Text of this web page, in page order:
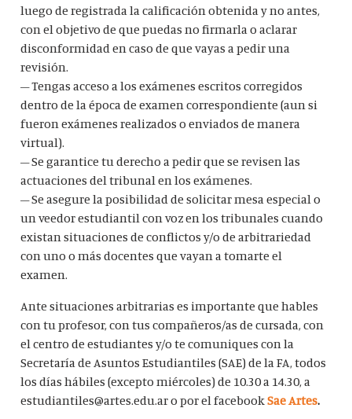
luego de registrada la calificación obtenida y no antes,
con el objetivo de que puedas no firmarla o aclarar
disconformidad en caso de que vayas a pedir una
revisión.
– Tengas acceso a los exámenes escritos corregidos
dentro de la época de examen correspondiente (aun si
fueron exámenes realizados o enviados de manera
virtual).
– Se garantice tu derecho a pedir que se revisen las
actuaciones del tribunal en los exámenes.
– Se asegure la posibilidad de solicitar mesa especial o
un veedor estudiantil con voz en los tribunales cuando
existan situaciones de conflictos y/o de arbitrariedad
con uno o más docentes que vayan a tomarte el
examen.
Ante situaciones arbitrarias es importante que hables
con tu profesor, con tus compañeros/as de cursada, con
el centro de estudiantes y/o te comuniques con la
Secretaría de Asuntos Estudiantiles (SAE) de la FA, todos
los días hábiles (excepto miércoles) de 10.30 a 14.30, a
estudiantiles@artes.edu.ar o por el facebookSae Artes.